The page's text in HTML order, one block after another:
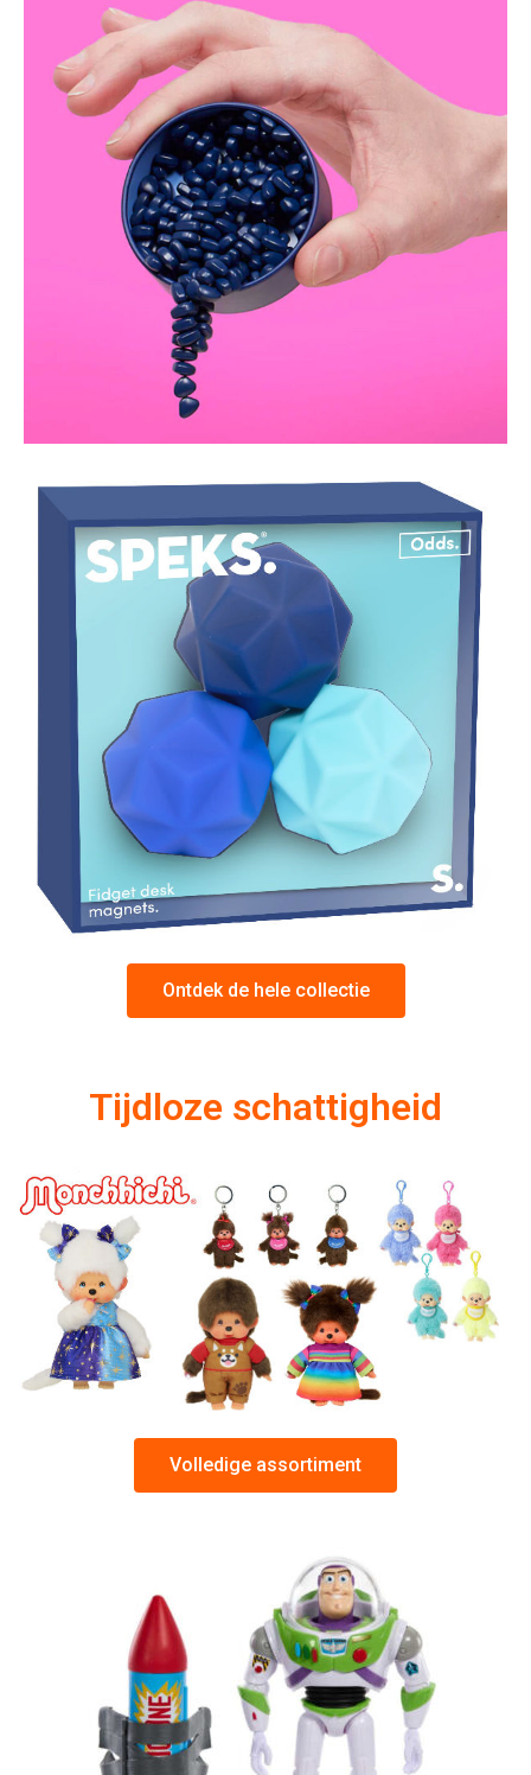
Ontdek de hele collectie
Tijdloze schattigheid
Volledige assortiment